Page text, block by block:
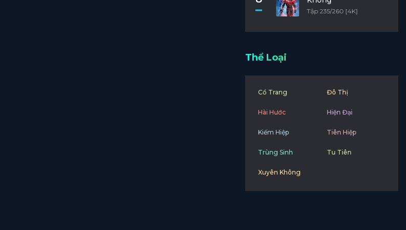
Tập 235/260 [4K]
Thể Loại
Cổ Trang Đô Thị
Hài Hước Hiện Đại
Kiếm Hiệp Tiên Hiệp
Trùng Sinh Tu Tiên
Xuyên Không